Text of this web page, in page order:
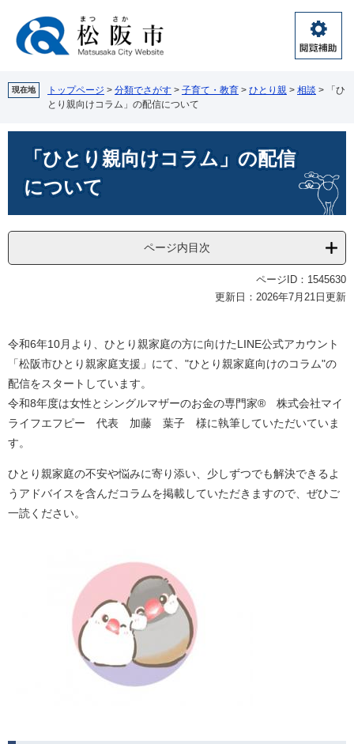
閲
覧
助
現在地 トップページ > 分類でさがす > 子育て・教育 > ひとり親 > 相談 >
「ひ
とり親向けコラム」の配信について
「ひとり親向けコラム」の配信
について
ページ内目次
ページID：1545630
更新日：2026年7月21日更新
令和6年10月より、ひとり親家庭の方に向けたLINE公式アカウント
「松阪市ひとり親家庭支援」にて、"ひとり親家庭向けのコラム"の
配信をスタートしています。
令和8年度は女性とシングルマザーのお金の専門家® 株式会社マイ
ライフエフピー 代表 加藤 葉子 様に執筆していただいていま
す。
ひとり親家庭の不安や悩みに寄り添い、少しずつでも解決できるよ
うアドバイスを含んだコラムを掲載していただきますので、ぜひご
一読ください。